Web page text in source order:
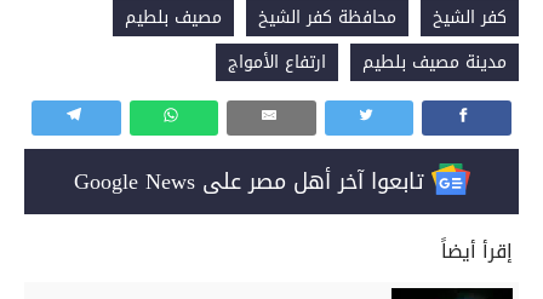
كفر الشيخ محافظة كفر الشيخ
مصيف بلطيم
مدينة مصيف بلطيم
ارتفاع الأمواج
تابعوا آخر أهل مصر على Google News
إقرأ أيضاً